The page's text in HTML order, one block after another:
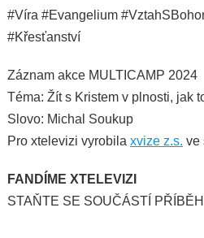
#Víra #Evangelium
#Křesťanství
Záznam akce MULTICAMP 2024
Téma: Žít s Kristem v plnosti, jak
Slovo: Michal Soukup
Pro xtelevizi vyrobila xvize z.s. ve
FANDÍME XTELEVIZI
STAŇTE SE SOUČÁSTÍ